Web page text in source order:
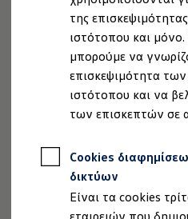
της
ιστότοπου και
μπορούμε να
επισκεψιμότητα
ιστότοπου και να
των επισκεπτών σε
Cookies
δικτύων
Είναι τα cookies
εταιρειών που
Γνήσια αξεσουάρ
Γνήσια
Εσωτερική και
Λύσεις
Ψυχαγωγία και
Εξατομίκευση
Επιτοίχιος
Συλλογές
Εφαρμογές
Σύνδεση
We Charge -
Πληροφορίες Πελάτη
Νομική Σημείωση Προστασία
Άδειες Χρήσης
Volkswagen AG (Στοιχεία έκδοσης
Δήλωση Προσβασιμότητας
Πληροφορίες για την
Ανάκληση Ψηφιακών υπηρεσιών